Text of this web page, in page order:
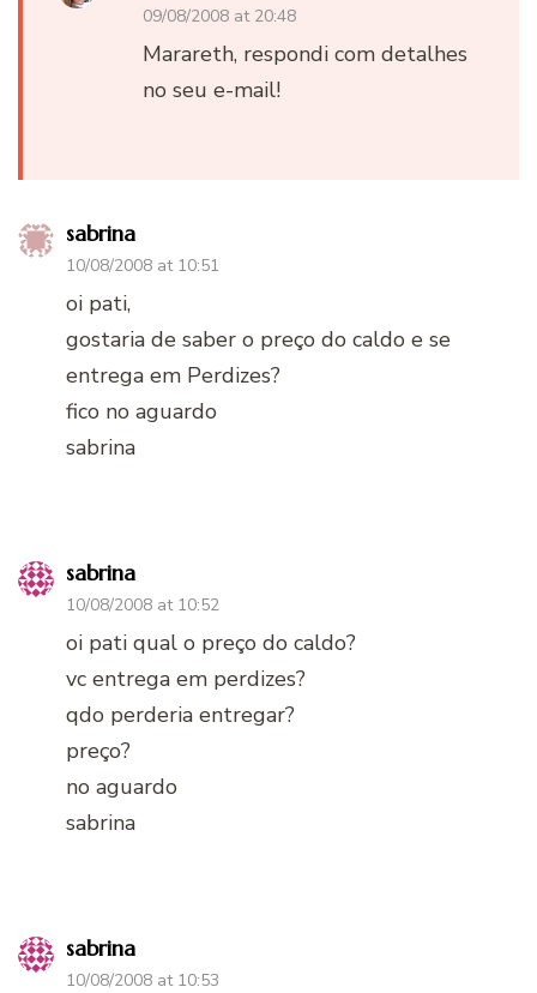
09/08/2008 at 20:48
Marareth, respondi com detalhes
no seu e-mail!
sabrina
10/08/2008 at 10:51
oi pati,
gostaria de saber o preço do caldo e se
entrega em Perdizes?
fico no aguardo
sabrina
sabrina
10/08/2008 at 10:52
oi pati qual o preço do caldo?
vc entrega em perdizes?
qdo perderia entregar?
preço?
no aguardo
sabrina
sabrina
10/08/2008 at 10:53